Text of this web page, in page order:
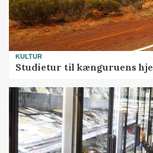
KULTUR
Studietur til kænguruens